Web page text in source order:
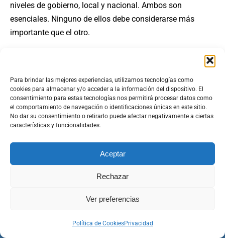
Para brindar las mejores experiencias, utilizamos tecnologías como
cookies para almacenar y/o acceder a la información del dispositivo. El
consentimiento para estas tecnologías nos permitirá procesar datos como
el comportamiento de navegación o identificaciones únicas en este sitio.
No dar su consentimiento o retirarlo puede afectar negativamente a ciertas
características y funcionalidades.
Aceptar
Rechazar
Ver preferencias
Política de CookiesPrivacidad
niveles de gobierno, local y nacional. Ambos son
esenciales. Ninguno de ellos debe considerarse más
importante que el otro.
BC: Estamos llegando a un momento de crisis. Muy
pronto esa crisis alcanzará su cima, y veremos el
desenlace. De esta tremenda manifestación crítica
surgirá una nueva sociedad, una nueva vida para la
más espirituales.
Facebook
Twitter
EmailCompartir